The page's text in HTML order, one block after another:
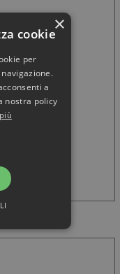
100 ml
×
cookie
per
a
nostra policy